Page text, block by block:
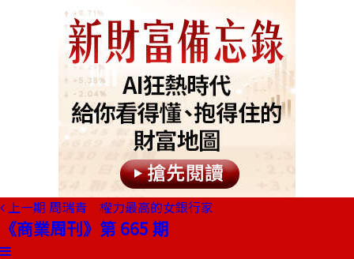
上一期 周瑞青 權力最高的女銀行家
《商業周刊》第 665 期